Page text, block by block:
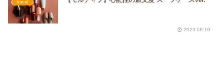
travel
2023.08.10